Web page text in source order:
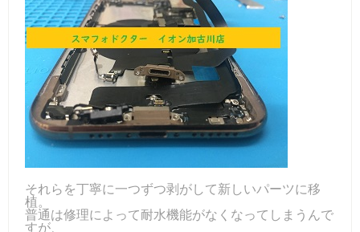
それらを丁寧に一つずつ剥がして新しいパーツに移
植。
普通は修理によって耐水機能がなくなってしまうんで
すが、